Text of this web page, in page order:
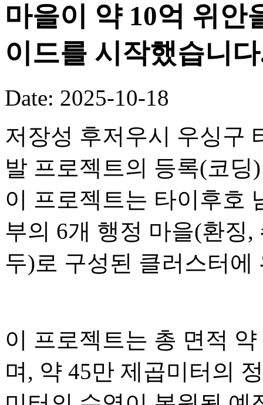
마을이 약 10억 위안
이드를 시작했습니
Date: 2025-10-18
저장성 후저우시 우싱구
발 프로젝트의 등록(코
이 프로젝트는 타이후호
부의 6개 행정 마을(환징
두)로 구성된 클러스터에
이 프로젝트는 총 면적
며, 약 45만 제곱미터의